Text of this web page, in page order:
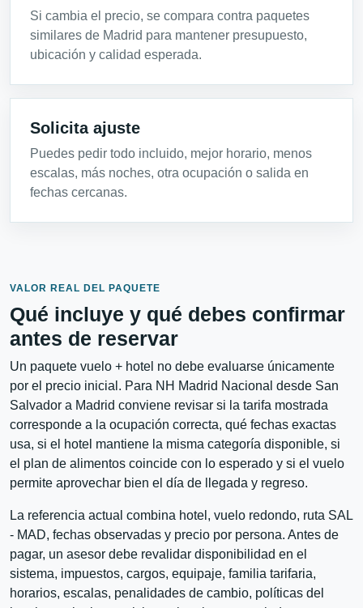
Si cambia el precio, se compara contra paquetes
similares de Madrid para mantener presupuesto,
ubicación y calidad esperada.
Solicita ajuste
Puedes pedir todo incluido, mejor horario, menos
escalas, más noches, otra ocupación o salida en
fechas cercanas.
VALOR REAL DEL PAQUETE
Qué incluye y qué debes confirmar
antes de reservar
Un paquete vuelo + hotel no debe evaluarse únicamente
por el precio inicial. Para NH Madrid Nacional desde San
Salvador a Madrid conviene revisar si la tarifa mostrada
corresponde a la ocupación correcta, qué fechas exactas
usa, si el hotel mantiene la misma categoría disponible, si
el plan de alimentos coincide con lo esperado y si el vuelo
permite aprovechar bien el día de llegada y regreso.
La referencia actual combina hotel, vuelo redondo, ruta SAL
- MAD, fechas observadas y precio por persona. Antes de
pagar, un asesor debe revalidar disponibilidad en el
sistema, impuestos, cargos, equipaje, familia tarifaria,
horarios, escalas, penalidades de cambio, políticas del